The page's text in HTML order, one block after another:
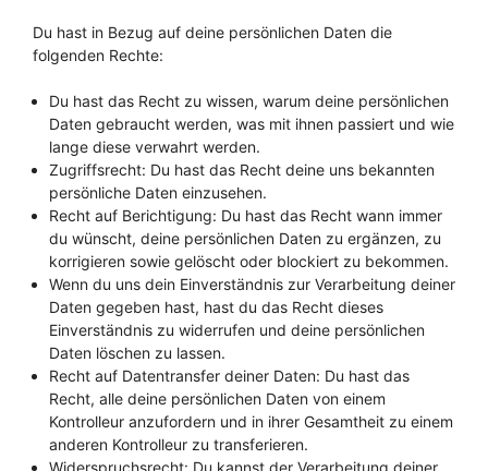
Du hast in Bezug auf deine persönlichen Daten die
folgenden Rechte:
Du hast das Recht zu wissen, warum deine persönlichen
Daten gebraucht werden, was mit ihnen passiert und wie
lange diese verwahrt werden.
Zugriffsrecht: Du hast das Recht deine uns bekannten
persönliche Daten einzusehen.
Recht auf Berichtigung: Du hast das Recht wann immer
du wünscht, deine persönlichen Daten zu ergänzen, zu
korrigieren sowie gelöscht oder blockiert zu bekommen.
Wenn du uns dein Einverständnis zur Verarbeitung deiner
Daten gegeben hast, hast du das Recht dieses
Einverständnis zu widerrufen und deine persönlichen
Daten löschen zu lassen.
Recht auf Datentransfer deiner Daten: Du hast das
Recht, alle deine persönlichen Daten von einem
Kontrolleur anzufordern und in ihrer Gesamtheit zu einem
anderen Kontrolleur zu transferieren.
Widerspruchsrecht: Du kannst der Verarbeitung deiner